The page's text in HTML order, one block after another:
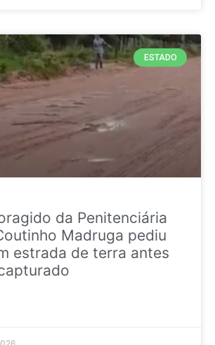
ESTADO
da Penitenciária
Madruga pediu
estrada de terra antes